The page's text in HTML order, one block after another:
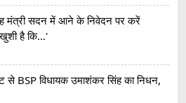
मंत्री सदन में आने के निवेदन पर करें
है कि...'
से BSP विधायक उमाशंकर सिंह का निधन,